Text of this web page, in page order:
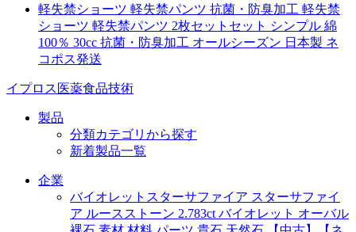
軽失禁ショーツ 軽失禁パンツ 抗菌・防臭加工 軽失禁
ショーツ 軽失禁パンツ 2枚セットセット シンプル 綿
100％ 30cc 抗菌・防臭加工 オールシーズン 日本製 ネ
コポス発送
イプロス医薬食品技術
製品
分類カテゴリから探す
新着製品一覧
企業
バイオレットスターサファイア スターサファイ
ア ルースストーン 2.783ct バイオレット オーバル